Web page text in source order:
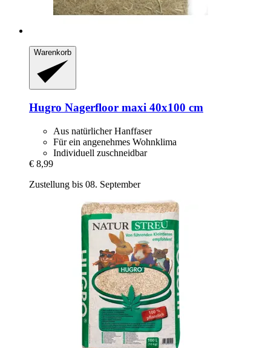
Warenkorb
Hugro Nagerfloor maxi 40x100 cm
Aus natürlicher Hanffaser
Für ein angenehmes Wohnklima
Individuell zuschneidbar
€ 8,99
Zustellung bis 08. September